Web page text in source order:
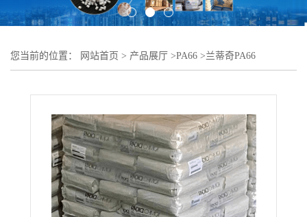
您当前的位置： 网站首页 > 产品展厅 >PA66 >兰蒂奇PA66